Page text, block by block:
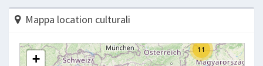
Mappa location culturali